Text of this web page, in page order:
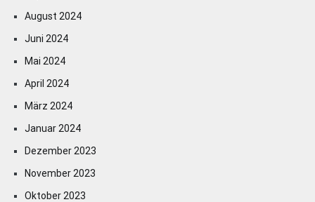
August 2024
Juni 2024
Mai 2024
April 2024
März 2024
Januar 2024
Dezember 2023
November 2023
Oktober 2023